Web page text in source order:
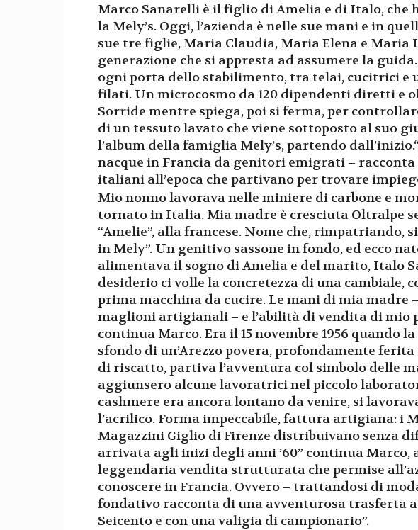
Marco Sanarelli è il figlio di Amelia e di Italo, che
la Mely’s. Oggi, l’azienda è nelle sue mani e in
sue tre figlie, Maria Claudia, Maria Elena e Maria
generazione che si appresta ad assumere la
ogni porta dello stabilimento, tra telai, cucitrici e
filati. Un microcosmo da 120 dipendenti diretti e
Sorride mentre spiega, poi si ferma, per
di un tessuto lavato che viene sottoposto al suo
l’album della famiglia Mely’s, partendo
nacque in Francia da genitori emigrati – racconta
italiani all’epoca che partivano per trovare
Mio nonno lavorava nelle miniere di carbone e
tornato in Italia. Mia madre è cresciuta Oltralpe
“Amelie”, alla francese. Nome che, rimpatriando,
in Mely”. Un genitivo sassone in fondo, ed ecco
alimentava il sogno di Amelia e del marito, Italo
desiderio ci volle la concretezza di una cambiale,
prima macchina da cucire. Le mani di mia madre
maglioni artigianali – e l’abilità di vendita di mio
continua Marco. Era il 15 novembre 1956 quando
sfondo di un’Arezzo povera, profondamente
di riscatto, partiva l’avventura col simbolo delle
aggiunsero alcune lavoratrici nel piccolo
cashmere era ancora lontano da venire, si
l’acrilico. Forma impeccabile, fattura artigiana: i
Magazzini Giglio di Firenze distribuivano senza
arrivata agli inizi degli anni ’60” continua
leggendaria vendita strutturata che permise
conoscere in Francia. Ovvero – trattandosi di
fondativo racconta di una avventurosa trasferta
Seicento e con una valigia di campionario”.